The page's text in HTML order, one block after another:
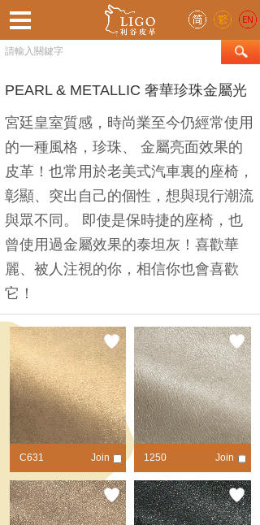
PEARL & METALLIC 奢華珍珠金屬光
宮廷皇室質感，時尚業至今仍經常使用
的一種風格，珍珠、 金屬亮面效果的
皮革！也常用於老美式汽車裏的座椅，
彰顯、突出自己的個性，想與現行潮流
與眾不同。 即使是保時捷的座椅，也
曾使用過金屬效果的泰坦灰！喜歡華
麗、被人注視的你，相信你也會喜歡
它！
C631 Join
contrast
1250 Join
contrast